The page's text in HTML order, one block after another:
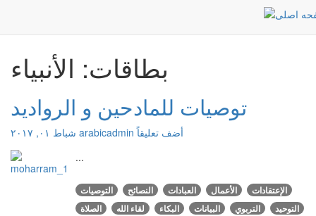
بطاقات: الأنبياء
توصيات للمادحين و الرواديد
arabicadminأضف تعليقاً
...
التوصيات النصائح العبادات الأعمال
الإعتقادات
الصلاة
لقاء الله البكاء البيانات التربوي
التوحيد